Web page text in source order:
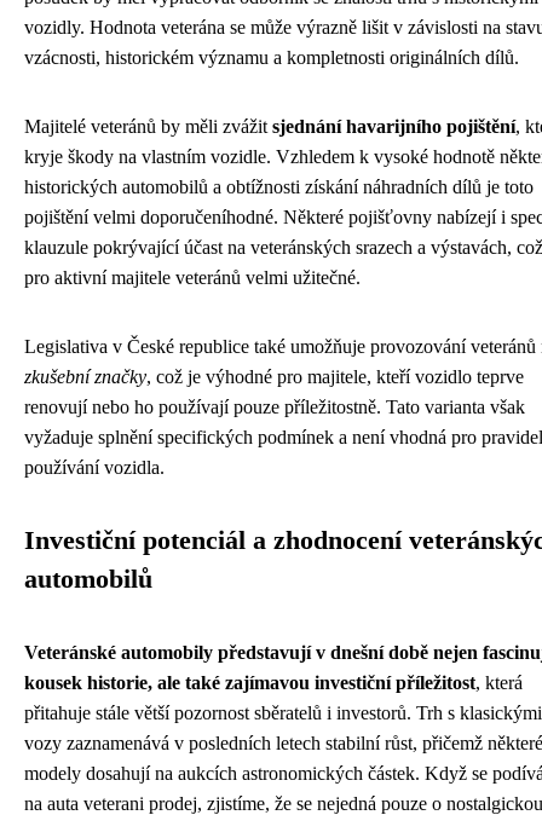
vozidly. Hodnota veterána se může výrazně lišit v závislosti na
vzácnosti, historickém významu a kompletnosti originálních dílů.
Majitelé veteránů by měli zvážit sjednání havarijního pojištění,
kryje škody na vlastním vozidle. Vzhledem k vysoké hodnotě
historických automobilů a obtížnosti získání náhradních dílů je toto
pojištění velmi doporučeníhodné. Některé pojišťovny nabízejí i
klauzule pokrývající účast na veteránských srazech a výstavách,
pro aktivní majitele veteránů velmi užitečné.
Legislativa v České republice také umožňuje provozování veteránů
zkušební značky, což je výhodné pro majitele, kteří vozidlo teprve
renovují nebo ho používají pouze příležitostně. Tato varianta však
vyžaduje splnění specifických podmínek a není vhodná pro
používání vozidla.
Investiční potenciál a zhodnocení
automobilů
Veteránské automobily představují v dnešní době nejen
kousek historie, ale také zajímavou investiční příležitost, která
přitahuje stále větší pozornost sběratelů i investorů. Trh s klasickými
vozy zaznamenává v posledních letech stabilní růst, přičemž některé
modely dosahují na aukcích astronomických částek. Když se
na auta veterani prodej, zjistíme, že se nejedná pouze o nostalgickou